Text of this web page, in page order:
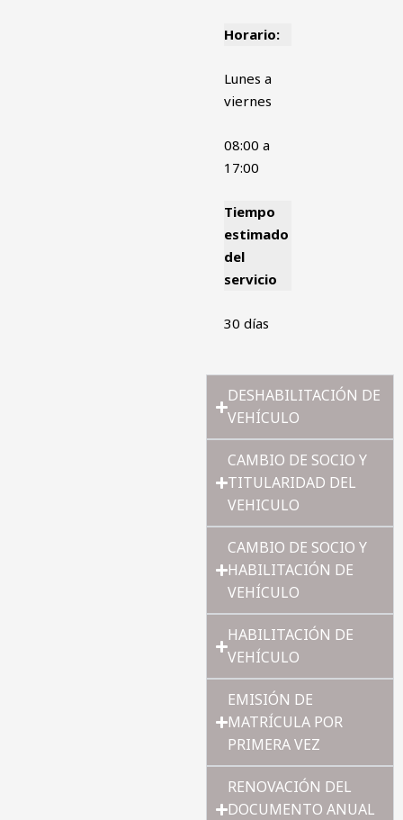
Horario:
Lunes a
viernes
08:00 a
17:00
Tiempo
estimado
del
servicio
30 días
DESHABILITACIÓN DE
VEHÍCULO
CAMBIO DE SOCIO Y
TITULARIDAD DEL
VEHICULO
CAMBIO DE SOCIO Y
HABILITACIÓN DE
VEHÍCULO
HABILITACIÓN DE
VEHÍCULO
EMISIÓN DE
MATRÍCULA POR
PRIMERA VEZ
RENOVACIÓN DEL
DOCUMENTO ANUAL